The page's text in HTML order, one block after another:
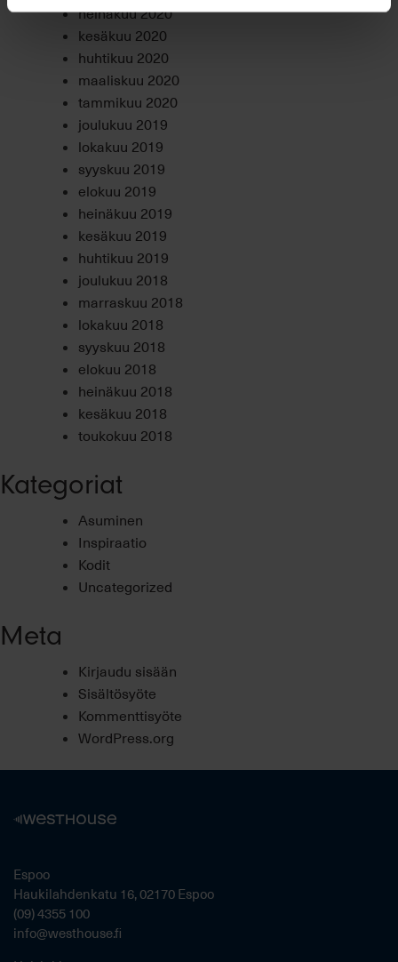
heinäkuu 2020
kesäkuu 2020
huhtikuu 2020
maaliskuu 2020
tammikuu 2020
joulukuu 2019
lokakuu 2019
syyskuu 2019
elokuu 2019
heinäkuu 2019
kesäkuu 2019
huhtikuu 2019
joulukuu 2018
marraskuu 2018
lokakuu 2018
syyskuu 2018
elokuu 2018
heinäkuu 2018
kesäkuu 2018
toukokuu 2018
Kategoriat
Asuminen
Inspiraatio
Kodit
Uncategorized
Meta
Kirjaudu sisään
Sisältösyöte
Kommenttisyöte
WordPress.org
Espoo
Haukilahdenkatu 16, 02170 Espoo
(09) 4355 100
info@westhouse.fi